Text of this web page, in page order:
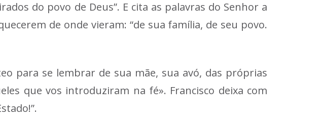
do povo de Deus”. E cita as palavras do Senhor a
de onde vieram: “de sua família, de seu povo.
para se lembrar de sua mãe, sua avó, das próprias
que vos introduziram na fé». Francisco deixa com